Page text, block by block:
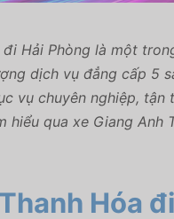
đi Hải Phòng là một
dịch vụ đẳng cấp 5
vụ chuyên nghiệp, tận
hiểu qua xe Giang Anh
Hóa